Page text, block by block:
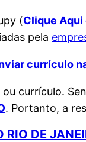
(Clique Aqui
pela
currículo
currículo.
. Portanto, a
RIO DE